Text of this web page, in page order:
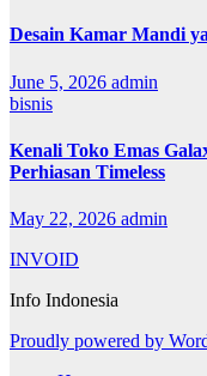
Desain Kamar Mandi
June 5, 2026 admin
bisnis
Kenali Toko Emas
Perhiasan Timeless
May 22, 2026 admin
INVOID
Info Indonesia
Proudly powered by